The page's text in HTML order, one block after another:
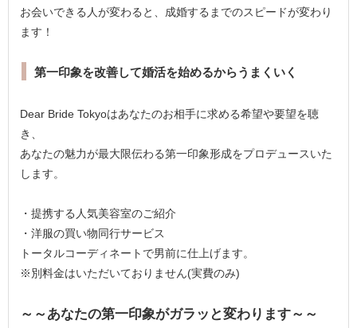
お会いできる人が変わると、成婚するまでのスピードが変わり
ます！
第一印象を改善して婚活を始めるからうまくいく
Dear Bride Tokyoはあなたのお相手に求める希望や要望を聴
き、
あなたの魅力が最大限伝わる第一印象形成をプロデュースいた
します。
・提携する人気美容室のご紹介
・洋服の買い物同行サービス
トータルコーディネートで男前に仕上げます。
※別料金はいただいておりません(実費のみ)
～～あなたの第一印象がガラッと変わります～～